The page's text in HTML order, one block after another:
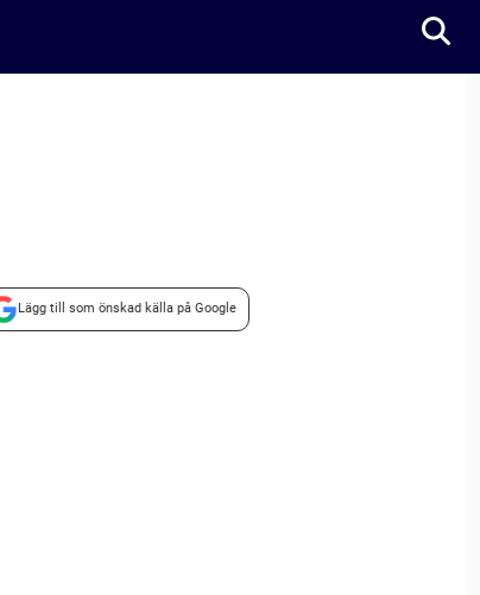
Lägg till som önskad källa på Google